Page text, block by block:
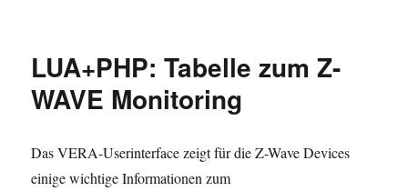
LUA+PHP: Tabelle zum Z-
WAVE Monitoring
Das VERA-Userinterface zeigt für die Z-Wave Devices
einige wichtige Informationen zum